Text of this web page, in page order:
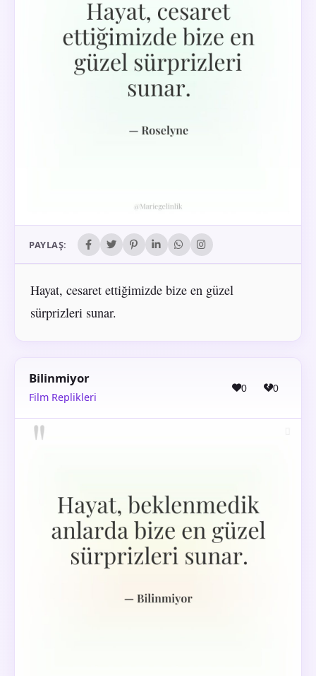
PAYLAŞ:
Hayat, cesaret ettiğimizde bize en güzel
sürprizleri sunar.
Bilinmiyor
Film Replikleri
0 0